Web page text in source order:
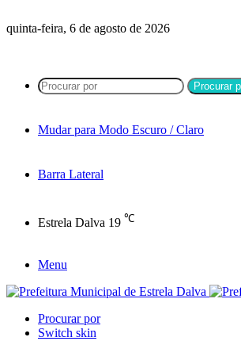
quinta-feira, 6 de agosto de 2026
Procurar
Mudar para Modo Escuro / Claro
Barra Lateral
Estrela Dalva 19 ℃
Menu
Procurar por
Switch skin